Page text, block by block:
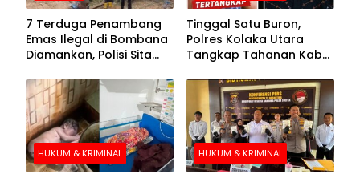
7 Terduga Penambang
Emas Ilegal di Bombana
Diamankan, Polisi Sita
Crusher
Tinggal Satu Buron,
Polres Kolaka Utara
Tangkap Tahanan Kabur
Pengejaran
HUKUM & KRIMINAL HUKUM & KRIMINAL